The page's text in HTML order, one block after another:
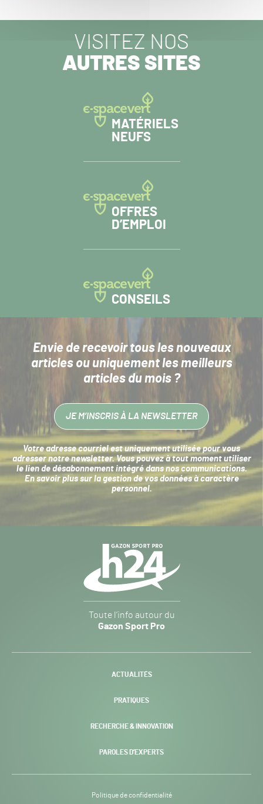
VISITEZ NOS
AUTRES SITES
MATÉRIELS
NEUFS
OFFRES
D’EMPLOI
CONSEILS
Envie de recevoir tous les nouveaux
articlesou uniquement les meilleurs
articles du mois ?
JE M’INSCRIS À LA NEWSLETTER
Votre adresse courriel est uniquement utilisée pour vous
adresser notre newsletter. Vous pouvez à tout moment utiliser
le lien de désabonnement intégré dans nos communications.
En savoir plus sur la gestion de vos données à caractère
personnel.
Sport
Pro
-
Toute l’info autour du
Gazon Sport Pro
ACTUALITÉS
PRATIQUES
RECHERCHE & INNOVATION
PAROLES D’EXPERTS
Politique de confidentialité